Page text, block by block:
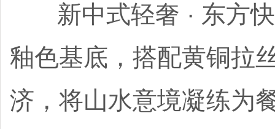
新中式轻奢 · 东方快
釉色基底，搭配黄铜拉
济，将山水意境凝练为